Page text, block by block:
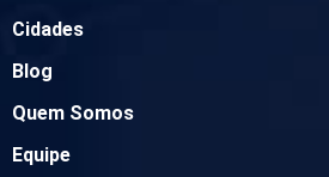
Cidades
Blog
Quem Somos
Equipe